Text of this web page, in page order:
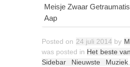
Meisje Zwaar
Aap
Posted on 24 juli 2014 by
was posted in Het beste
Sidebar Nieuwste Muziek